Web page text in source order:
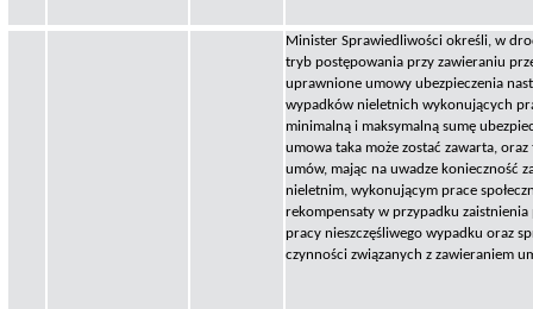
Minister Sprawiedliwości określi, w
tryb postępowania przy zawieraniu
uprawnione umowy ubezpieczenia
wypadków nieletnich wykonujących
minimalną i maksymalną sumę
umowa taka może zostać zawarta,
umów, mając na uwadze konieczność
nieletnim, wykonującym prace
rekompensaty w przypadku
pracy nieszczęśliwego wypadku oraz
czynności związanych z zawieraniem